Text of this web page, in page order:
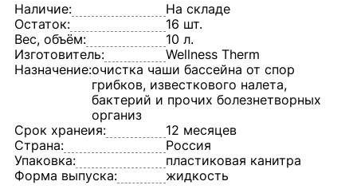
Наличие:
На складе
Остаток:
16 шт.
Вес, объём:
10 л.
Изготовитель:
Wellness Therm
Назначение:очистка чаши бассейна от спор
грибков, известкового налета,
бактерий и прочих болезнетворных
организ
Срок хранеия:
12 месяцев
Страна:
Россия
Упаковка:
пластиковая канитра
Форма выпуска:
жидкость